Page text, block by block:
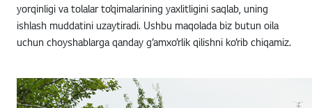
yorqinligi va tolalar to’qimalarining yaxlitligini saqlab, uning
ishlash muddatini uzaytiradi. Ushbu maqolada biz butun oila
uchun choyshablarga qanday g’amxo’rlik qilishni ko’rib chiqamiz.